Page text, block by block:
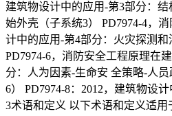
建筑物设计中的应用-第3部分：
始外壳（子系统3） PD7974-4，
计中的应用-第4部分：火灾探测和
PD7974-6，消防安全工程原理在
分：人为因素-生命安 全策略-人
6） PD7974-8：2012，建筑物设
3术语和定义 以下术语和定义适用